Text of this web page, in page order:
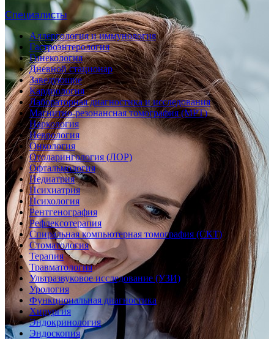
Специалисты
Аллергология и иммунология
Гастроэнтерология
Гинекология
Дневной стационар
Заведующие
Кардиология
Лабораторная диагностика и исследования
Магнитно-резонансная томография (МРТ)
Наркология
Неврология
Онкология
Отоларингология (ЛОР)
Офтальмология
Педиатрия
Психиатрия
Психология
Рентгенография
Рефлексотерапия
Спиральная компьютерная томография (СКТ)
Стоматология
Терапия
Травматология
Ультразвуковое исследование (УЗИ)
Урология
Функциональная диагностика
Хирургия
Эндокринология
Эндоскопия